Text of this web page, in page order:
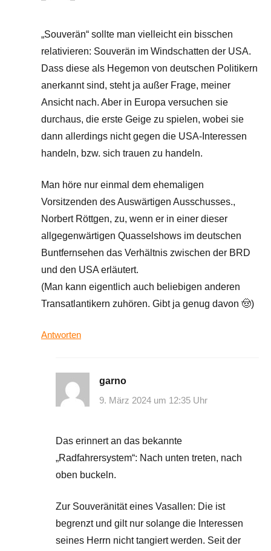
„Souverän“ sollte man vielleicht ein bisschen
relativieren: Souverän im Windschatten der USA.
Dass diese als Hegemon von deutschen Politikern
anerkannt sind, steht ja außer Frage, meiner
Ansicht nach. Aber in Europa versuchen sie
durchaus, die erste Geige zu spielen, wobei sie
dann allerdings nicht gegen die USA-Interessen
handeln, bzw. sich trauen zu handeln.
Man höre nur einmal dem ehemaligen
Vorsitzenden des Auswärtigen Ausschusses.,
Norbert Röttgen, zu, wenn er in einer dieser
allgegenwärtigen Quasselshows im deutschen
Buntfernsehen das Verhältnis zwischen der BRD
und den USA erläutert.
(Man kann eigentlich auch beliebigen anderen
Transatlantikern zuhören. Gibt ja genug davon 🤠)
Antworten
garno
9. März 2024 um 12:35 Uhr
Das erinnert an das bekannte
„Radfahrersystem“: Nach unten treten, nach
oben buckeln.
Zur Souveränität eines Vasallen: Die ist
begrenzt und gilt nur solange die Interessen
seines Herrn nicht tangiert werden. Seit der